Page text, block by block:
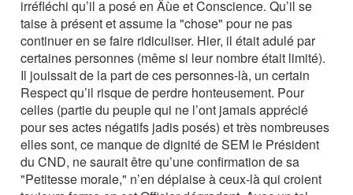
irréfléchi qu’il a posé en Âùe et Conscience. Qu’il se
taise à présent et assume la "chose" pour ne pas
continuer en se faire ridiculiser. Hier, il était adulé par
certaines personnes (même si leur nombre était limité).
Il jouissait de la part de ces personnes-là, un certain
Respect qu’il risque de perdre honteusement. Pour
celles (partie du peuple qui ne l’ont jamais apprécié
pour ses actes négatifs jadis posés) et très nombreuses
elles sont, ce manque de dignité de SEM le Président
du CND, ne saurait être qu’une confirmation de sa
"Petitesse morale," n’en déplaise à ceux-là qui croient